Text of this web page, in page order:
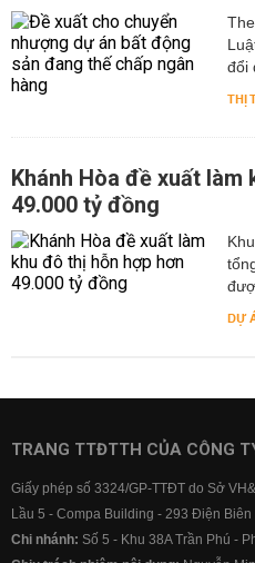
đổi
THỊ
Khánh Hòa đề xuất làm
49.000 tỷ đồng
DỰ
TRANG TTĐTTH CỦA CÔNG
Giấy phép số 3324/GP-TTĐT do Sở
Lầu 5 - Compa Building - 293 Điện
Chi nhánh: Số 5 - Khu 38A Trần Phú -